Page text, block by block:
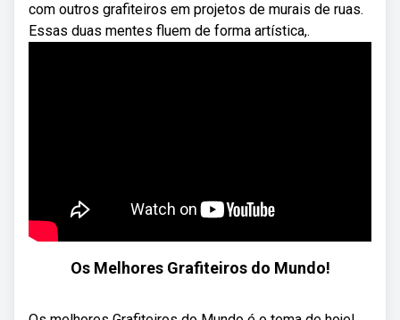
com outros grafiteiros em projetos de murais de ruas.
Essas duas mentes fluem de forma artística,.
Os Melhores Grafiteiros do Mundo!